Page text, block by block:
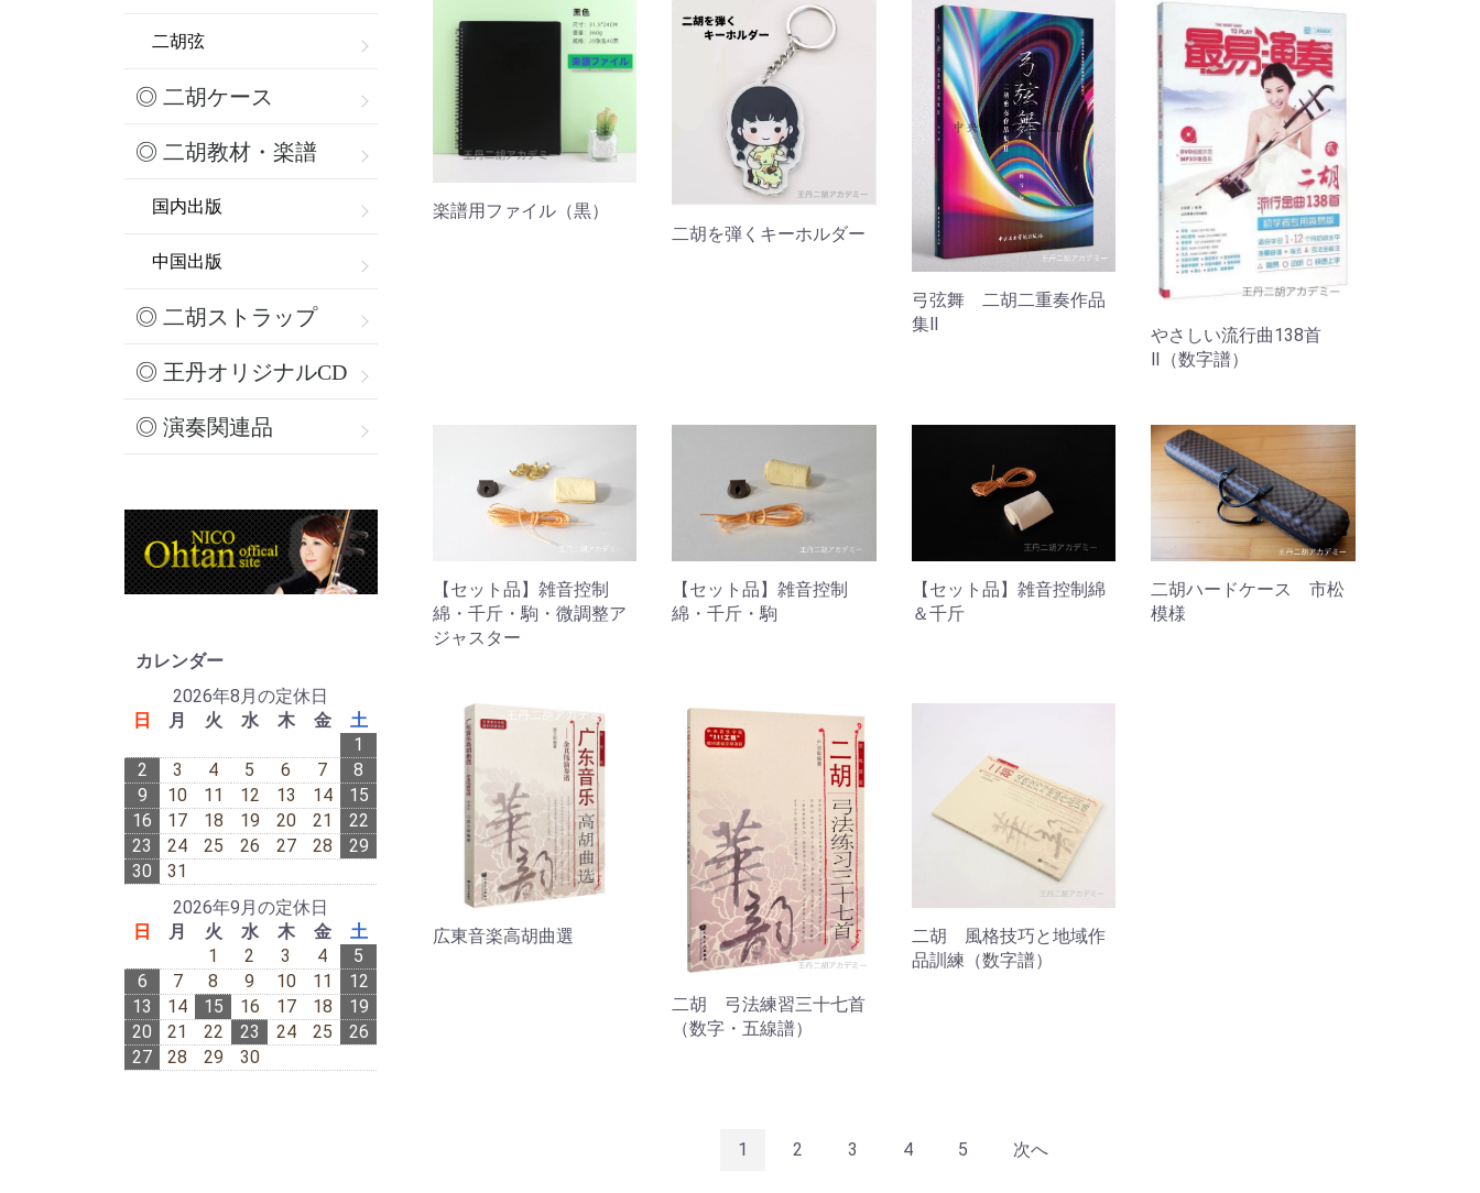
二胡弦
◎ 二胡ケース
◎ 二胡教材・楽譜
国内出版
中国出版
◎ 二胡ストラップ
◎ 王丹オリジナルCD
◎ 演奏関連品
カレンダー
2026年8月の定休日
日
月 火 水 木 金
土
1
2
3 4 5 6 7
8
9
10 11 12 13 14
15
16
17 18 19 20 21
22
23
24 25 26 27 28
29
30
31
2026年9月の定休日
日
月 火 水 木 金
土
1
2 3 4
5
6
7 8 9 10 11
12
13
14 15 16 17 18
19
20
21 22 23 24 25
26
27
28 29 30
楽譜用ファイル（黒）
二胡を弾くキーホルダー
弓弦舞 二胡二重奏作品
集Ⅱ
やさしい流行曲138首
Ⅱ（数字譜）
【セット品】雑音控制
綿・千斤・駒・微調整ア
ジャスター
【セット品】雑音控制
綿・千斤・駒
【セット品】雑音控制綿
＆千斤
二胡ハードケース 市松
模様
広東音楽高胡曲選
二胡 弓法練習三十七首
（数字・五線譜）
二胡 風格技巧と地域作
品訓練（数字譜）
1 2 3 4 5 次へ